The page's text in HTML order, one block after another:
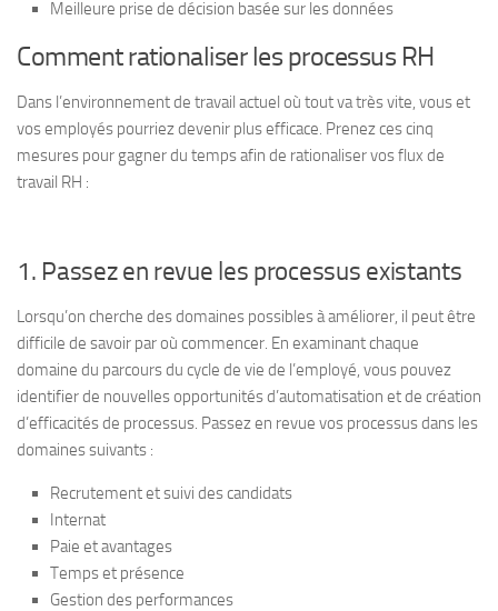
Meilleure prise de décision basée sur les données
Comment rationaliser les processus RH
Dans l’environnement de travail actuel où tout va très vite, vous et
vos employés pourriez devenir plus efficace. Prenez ces cinq
mesures pour gagner du temps afin de rationaliser vos flux de
travail RH :
1. Passez en revue les processus existants
Lorsqu’on cherche des domaines possibles à améliorer, il peut être
difficile de savoir par où commencer. En examinant chaque
domaine du parcours du cycle de vie de l’employé, vous pouvez
identifier de nouvelles opportunités d’automatisation et de création
d’efficacités de processus. Passez en revue vos processus dans les
domaines suivants :
Recrutement et suivi des candidats
Internat
Paie et avantages
Temps et présence
Gestion des performances